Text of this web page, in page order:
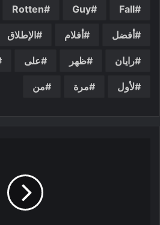
Fall
Guy
Rotten
أفضل أفلام الإطلاق
رايان ظهر على
لأول مرة من